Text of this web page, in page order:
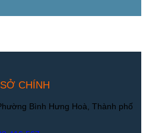
CHÍNH
Bình Hưng Hoà, Thành phố